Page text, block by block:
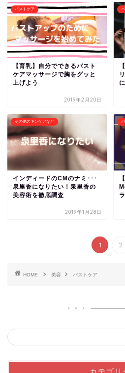
バストケア
【育乳】自分でできるバスト
ケアマッサージで胸をグッと
上げよう
2019年2月20日
その他スキンケアなど
インディードのCMのナミ･･･
泉里香になりたい！泉里香の
美容術を徹底調査
2019年1月28日
1 2
HOME 美容 バストケア